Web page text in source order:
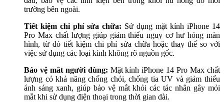
trường bên ngoài.
Tiết kiệm chi phí sửa chữa: Sử dụng mặt kính iPhone 14
Pro Max chất lượng giúp giảm thiểu nguy cơ hư hỏng màn
hình, từ đó tiết kiệm chi phí sửa chữa hoặc thay thế so với
việc sử dụng các loại kính không rõ nguồn gốc.
Bảo vệ mắt người dùng: Mặt kính iPhone 14 Pro Max chất
lượng có khả năng chống chói, chống tia UV và giảm thiểu
ánh sáng xanh, giúp bảo vệ mắt khỏi các tác nhân gây mỏi
mắt khi sử dụng điện thoại trong thời gian dài.